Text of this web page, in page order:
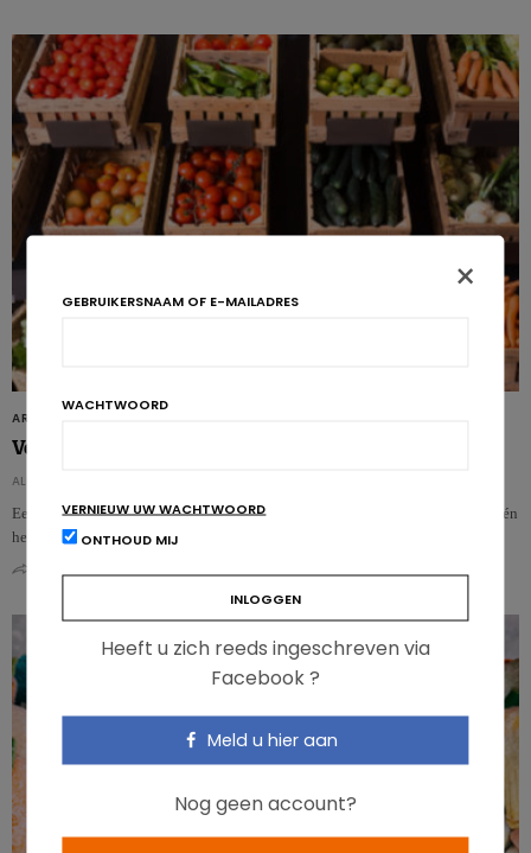
ARTIKELS
Voedselverspilling terugdringen brengt op
ALEXIA WOLF
Een nieuwe Zweedse studie suggereert dat handelaars geld kunnen besparen én
het milieu kunnen beschermen door meer werkuren te besteden aan…
×
GEBRUIKERSNAAM OF E-MAILADRES
WACHTWOORD
VERNIEUW UW WACHTWOORD
ONTHOUD MIJ
Heeft u zich reeds ingeschreven via
Facebook ?
Meld u hier aan
Nog geen account?